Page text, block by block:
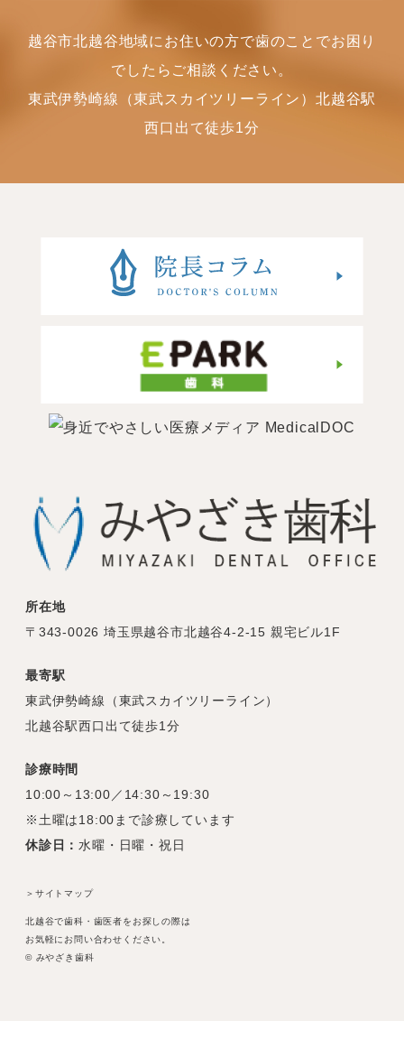
越谷市北越谷地域にお住いの方で歯のことでお困り
でしたらご相談ください。
東武伊勢崎線（東武スカイツリーライン）北越谷駅
西口出て徒歩1分
所在地
〒343-0026 埼玉県越谷市北越谷4-2-15 親宅ビル1F
最寄駅
東武伊勢崎線（東武スカイツリーライン）
北越谷駅西口出て徒歩1分
診療時間
10:00～13:00／14:30～19:30
※土曜は18:00まで診療しています
休診日：水曜・日曜・祝日
＞サイトマップ
北越谷で歯科・歯医者をお探しの際は
お気軽にお問い合わせください。
© みやざき歯科